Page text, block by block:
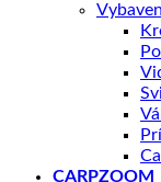
CARPZOOM